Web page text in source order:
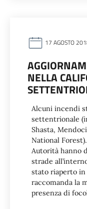
17 AGOSTO
NELLA
Alcuni incendi
settentrionale
Shasta,
National
Autorità hanno
strade
stato riaperto in
raccomanda la
presenza di